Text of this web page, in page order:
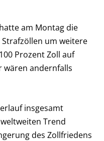
am Montag die
um weitere
Prozent Zoll auf
wären andernfalls
insgesamt
Trend
des Zollfriedens